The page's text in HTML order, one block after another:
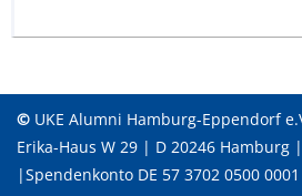
© UKE Alumni Hamburg-Eppendorf
Erika-Haus W 29 | D 20246 Hamburg
|Spendenkonto DE 57 3702 0500 0001